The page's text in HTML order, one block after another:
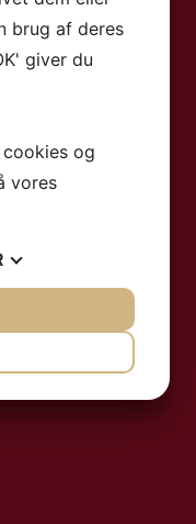
brug af deres
giver du
og
vores